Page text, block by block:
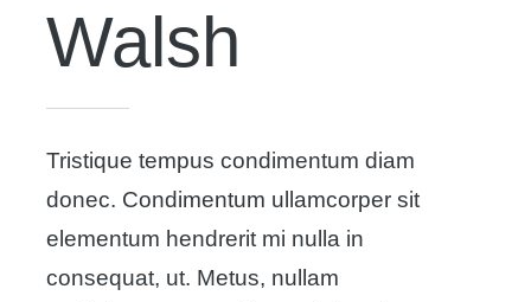
Walsh
Tristique tempus condimentum diam
donec. Condimentum ullamcorper sit
elementum hendrerit mi nulla in
consequat, ut. Metus, nullam